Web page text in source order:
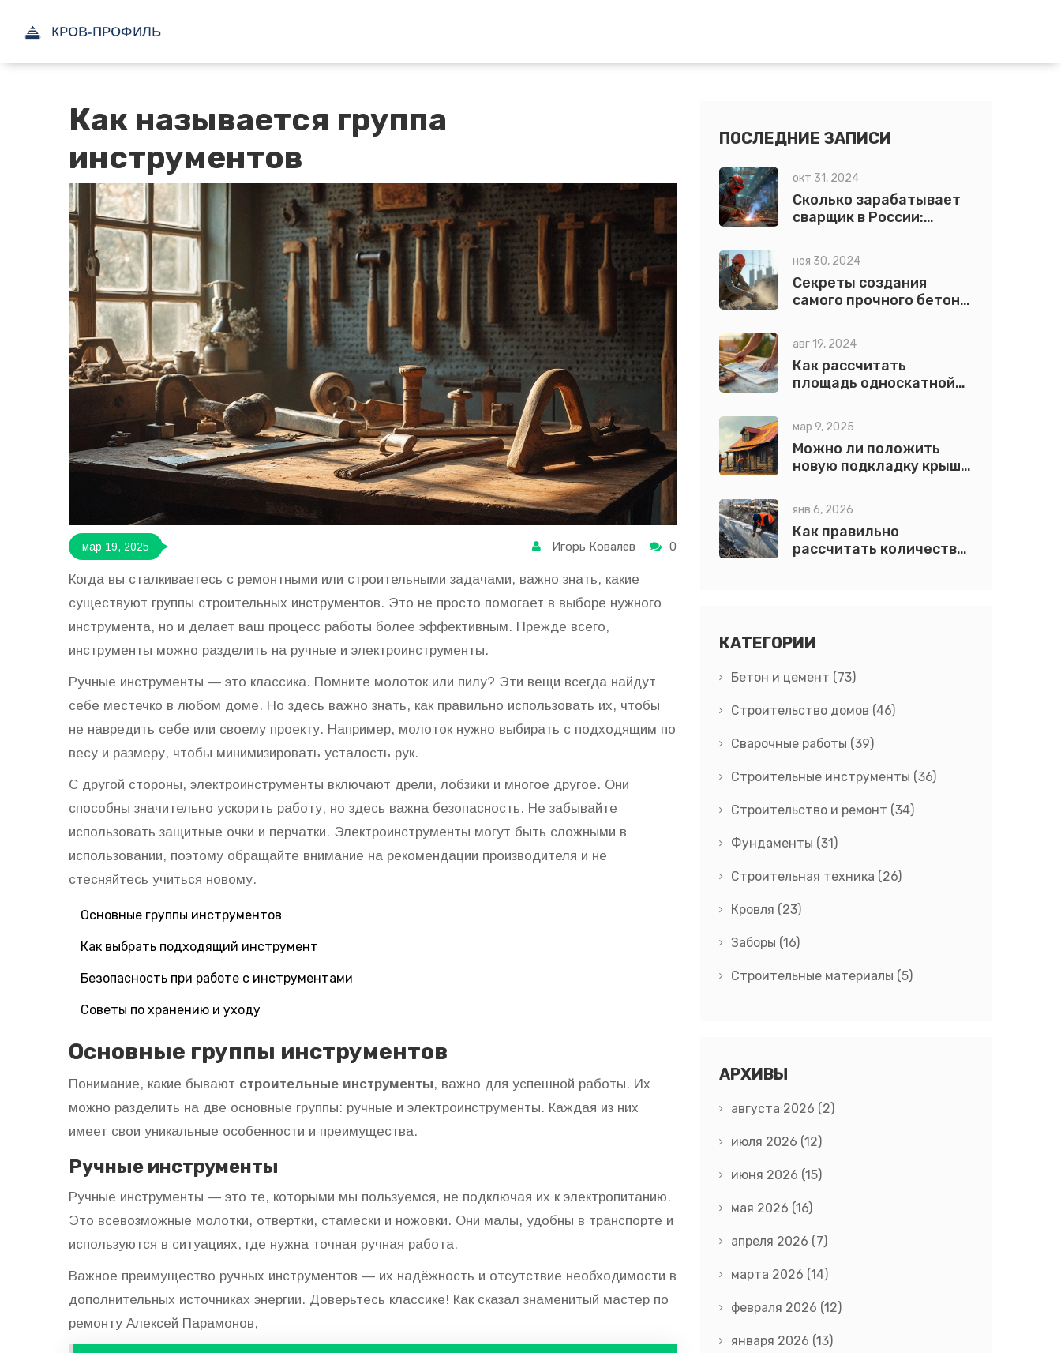
Как называется группа
инструментов
мар 19, 2025 Игорь Ковалев 0
Когда вы сталкиваетесь с ремонтными или строительными задачами, важно знать, какие
существуют группы строительных инструментов. Это не просто помогает в выборе нужного
инструмента, но и делает ваш процесс работы более эффективным. Прежде всего,
инструменты можно разделить на ручные и электроинструменты.
Ручные инструменты — это классика. Помните молоток или пилу? Эти вещи всегда найдут
себе местечко в любом доме. Но здесь важно знать, как правильно использовать их, чтобы
не навредить себе или своему проекту. Например, молоток нужно выбирать с подходящим по
весу и размеру, чтобы минимизировать усталость рук.
С другой стороны, электроинструменты включают дрели, лобзики и многое другое. Они
способны значительно ускорить работу, но здесь важна безопасность. Не забывайте
использовать защитные очки и перчатки. Электроинструменты могут быть сложными в
использовании, поэтому обращайте внимание на рекомендации производителя и не
стесняйтесь учиться новому.
Основные группы инструментов
Как выбрать подходящий инструмент
Безопасность при работе с инструментами
Советы по хранению и уходу
Основные группы инструментов
Понимание, какие бывают строительные инструменты, важно для успешной работы. Их
можно разделить на две основные группы: ручные и электроинструменты. Каждая из них
имеет свои уникальные особенности и преимущества.
Ручные инструменты
Ручные инструменты — это те, которыми мы пользуемся, не подключая их к электропитанию.
Это всевозможные молотки, отвёртки, стамески и ножовки. Они малы, удобны в транспорте и
используются в ситуациях, где нужна точная ручная работа.
Важное преимущество ручных инструментов — их надёжность и отсутствие необходимости в
дополнительных источниках энергии. Доверьтесь классике! Как сказал знаменитый мастер по
ремонту Алексей Парамонов,
ПОСЛЕДНИЕ ЗАПИСИ
окт 31, 2024
Сколько зарабатывает
сварщик в России:
месячной зарплате
ноя 30, 2024
Секреты создания
самого прочного бетона:
добавки
авг 19, 2024
Как рассчитать
площадь односкатной
мар 9, 2025
Можно ли положить
новую подкладку крыши
янв 6, 2026
Как правильно
рассчитать количество
КАТЕГОРИИ
Бетон и цемент (73)
Строительство домов (46)
Сварочные работы (39)
Строительные инструменты (36)
Строительство и ремонт (34)
Фундаменты (31)
Строительная техника (26)
Кровля (23)
Заборы (16)
Строительные материалы (5)
АРХИВЫ
августа 2026 (2)
июля 2026 (12)
июня 2026 (15)
мая 2026 (16)
апреля 2026 (7)
марта 2026 (14)
февраля 2026 (12)
января 2026 (13)